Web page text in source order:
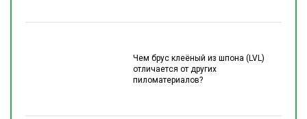
Чем брус клеёный из шпона (LVL)
отличается от других
пиломатериалов?